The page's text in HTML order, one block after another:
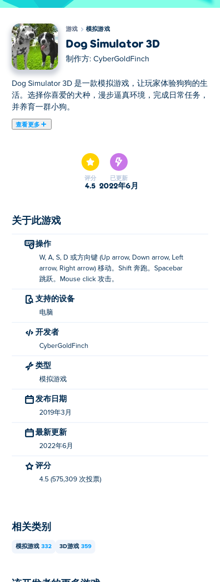
游戏 模拟游戏
Dog Simulator 3D
制作方: CyberGoldFinch
Dog Simulator 3D 是一款模拟游戏，让玩家体验狗狗的生
活。选择你喜爱的犬种，漫步逼真环境，完成日常任务，
并养育一群小狗。
查看更多
评分
4.5
已更新
2022年6月
关于此游戏
操作
W, A, S, D 或方向键 (Up arrow, Down arrow, Left
arrow, Right arrow) 移动。Shift 奔跑。Spacebar
跳跃。Mouse click 攻击。
支持的设备
电脑
开发者
CyberGoldFinch
类型
模拟游戏
发布日期
2019年3月
最新更新
2022年6月
评分
4.5 (575,309 次投票)
相关类别
模拟游戏 332 3D游戏 359